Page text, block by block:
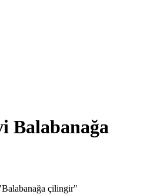
Balabanağa
çilingir"